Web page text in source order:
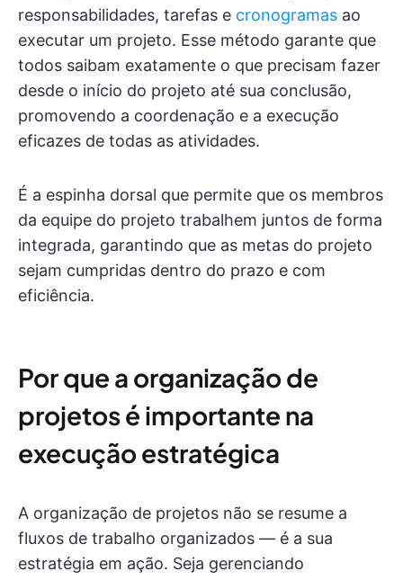
responsabilidades, tarefas e cronogramas ao
executar um projeto. Esse método garante que
todos saibam exatamente o que precisam fazer
desde o início do projeto até sua conclusão,
promovendo a coordenação e a execução
eficazes de todas as atividades.
É a espinha dorsal que permite que os membros
da equipe do projeto trabalhem juntos de forma
integrada, garantindo que as metas do projeto
sejam cumpridas dentro do prazo e com
eficiência.
Por que a organização de
projetos é importante na
execução estratégica
A organização de projetos não se resume a
fluxos de trabalho organizados — é a sua
estratégia em ação. Seja gerenciando